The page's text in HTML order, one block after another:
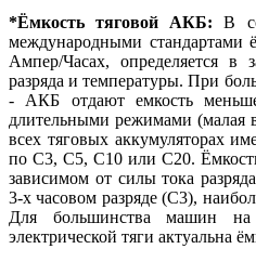
*Ёмкость тяговой АКБ:В
международными стандартами
Ампер/Часах, определяется в
разряда и температуры. При
- АКБ отдают емкость
длительными режимами (малая
всех тяговых аккумуляторах
по С3, С5, С10 или С20.
зависимом от силы тока
3-х часовом разряде (С3),
Для большинства машин на
электрической тяги актуальна